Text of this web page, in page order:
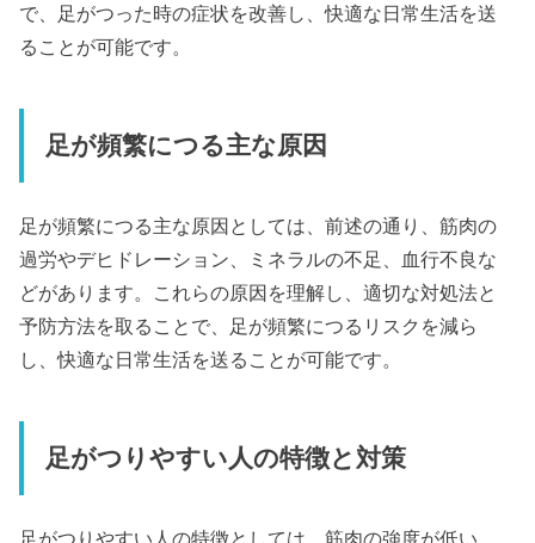
で、足がつった時の症状を改善し、快適な日常生活を送
ることが可能です。
足が頻繁につる主な原因
足が頻繁につる主な原因としては、前述の通り、筋肉の
過労やデヒドレーション、ミネラルの不足、血行不良な
どがあります。これらの原因を理解し、適切な対処法と
予防方法を取ることで、足が頻繁につるリスクを減ら
し、快適な日常生活を送ることが可能です。
足がつりやすい人の特徴と対策
足がつりやすい人の特徴としては、筋肉の強度が低い、